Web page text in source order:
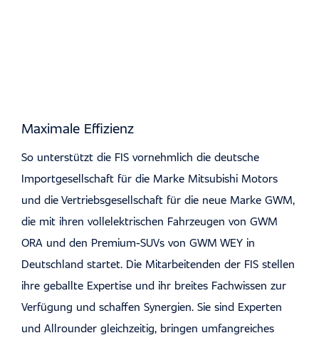
Maximale Effizienz
So unterstützt die FIS vornehmlich die deutsche
Importgesellschaft für die Marke Mitsubishi Motors
und die Vertriebsgesellschaft für die neue Marke GWM,
die mit ihren vollelektrischen Fahrzeugen von GWM
ORA und den Premium-SUVs von GWM WEY in
Deutschland startet. Die Mitarbeitenden der FIS stellen
ihre geballte Expertise und ihr breites Fachwissen zur
Verfügung und schaffen Synergien. Sie sind Experten
und Allrounder gleichzeitig, bringen umfangreiches